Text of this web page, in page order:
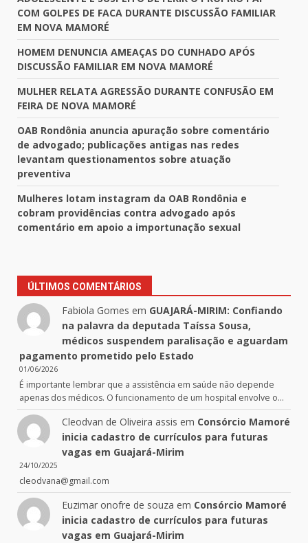
COM GOLPES DE FACA DURANTE DISCUSSÃO FAMILIAR
EM NOVA MAMORÉ
HOMEM DENUNCIA AMEAÇAS DO CUNHADO APÓS
DISCUSSÃO FAMILIAR EM NOVA MAMORÉ
MULHER RELATA AGRESSÃO DURANTE CONFUSÃO EM
FEIRA DE NOVA MAMORÉ
OAB Rondônia anuncia apuração sobre comentário
de advogado; publicações antigas nas redes
levantam questionamentos sobre atuação
preventiva
Mulheres lotam instagram da OAB Rondônia e
cobram providências contra advogado após
comentário em apoio a importunação sexual
ÚLTIMOS COMENTÁRIOS
Fabiola Gomes em GUAJARÁ-MIRIM: Confiando
na palavra da deputada Taíssa Sousa,
médicos suspendem paralisação e aguardam
pagamento prometido pelo Estado
01/06/2026
É importante lembrar que a assistência em saúde não depende
apenas dos médicos. O funcionamento de um hospital envolve o…
Cleodvan de Oliveira assis em Consórcio Mamoré
inicia cadastro de currículos para futuras
vagas em Guajará-Mirim
24/10/2025
cleodvana@gmail.com
Euzimar onofre de souza em Consórcio Mamoré
inicia cadastro de currículos para futuras
vagas em Guajará-Mirim